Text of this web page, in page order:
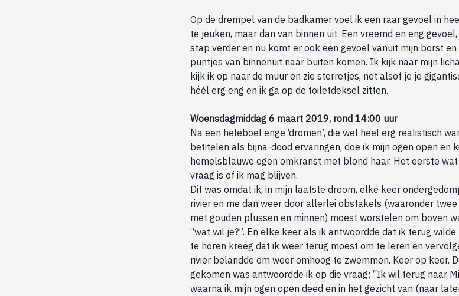
Op de drempel van de badkamer voel ik een raar gevoel in
te jeuken, maar dan van binnen uit. Een vreemd en eng
stap verder en nu komt er ook een gevoel vanuit mijn borst
puntjes van binnenuit naar buiten komen. Ik kijk naar mijn
kijk ik op naar de muur en zie sterretjes, net alsof je je
héél erg eng en ik ga op de toiletdeksel zitten.
Woensdagmiddag 6 maart 2019, rond 14:00 uur
Na een heleboel enge ‘dromen’, die wel heel erg realistisch
betitelen als bijna-dood ervaringen, doe ik mijn ogen open en
hemelsblauwe ogen omkranst met blond haar. Het eerste
vraag is of ik mag blijven.
Dit was omdat ik, in mijn laatste droom, elke keer
rivier en me dan weer door allerlei obstakels (waaronder
met gouden plussen en minnen) moest worstelen om boven
“wat wil je?”. En elke keer als ik antwoordde dat ik terug
te horen kreeg dat ik weer terug moest om te leren en
rivier belandde om weer omhoog te zwemmen. Keer op keer.
gekomen was antwoordde ik op die vraag; “Ik wil terug naar
waarna ik mijn ogen open deed en in het gezicht van (naar